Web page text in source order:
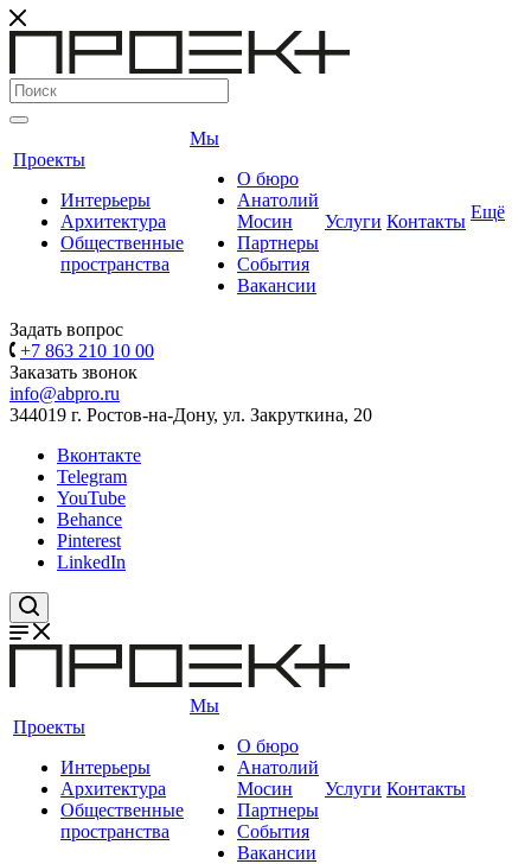
Проекты
Интерьеры
Архитектура
Общественные
пространства
Мы
О бюро
Анатолий
Мосин
Партнеры
События
Вакансии
Услуги Контакты Ещё
Задать вопрос
+7 863 210 10 00
Заказать звонок
info@abpro.ru
344019 г. Ростов-на-Дону, ул. Закруткина, 20
Вконтакте
Telegram
YouTube
Behance
Pinterest
LinkedIn
Проекты
Интерьеры
Архитектура
Общественные
пространства
Мы
О бюро
Анатолий
Мосин
Партнеры
События
Вакансии
Услуги Контакты